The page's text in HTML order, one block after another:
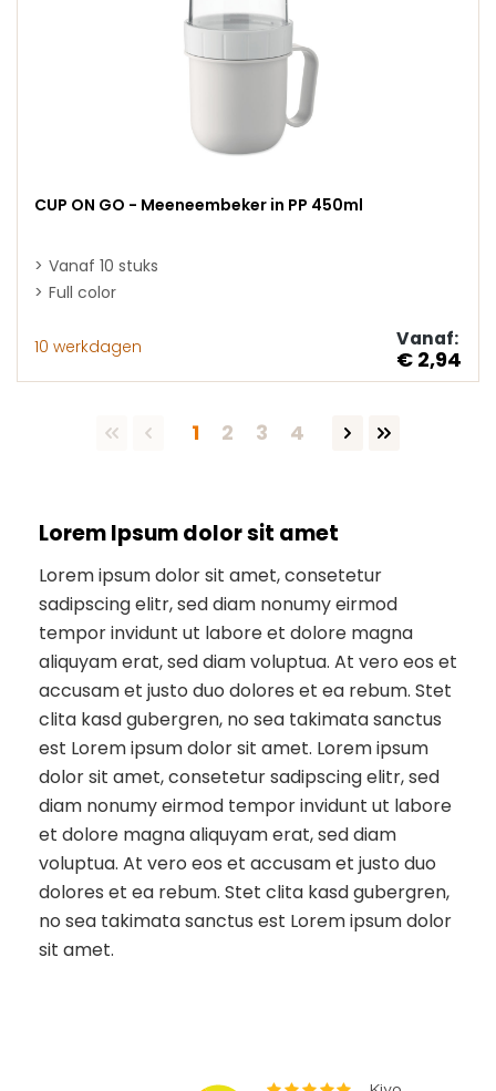
CUP ON GO - Meeneembeker in PP 450ml
Vanaf 10 stuks
Full color
10 werkdagen Vanaf:
€ 2,94
Pagina
1 Pagina
2 Pagina
3 Pagina
4
Lorem Ipsum dolor sit amet
Lorem ipsum dolor sit amet, consetetur
sadipscing elitr, sed diam nonumy eirmod
tempor invidunt ut labore et dolore magna
aliquyam erat, sed diam voluptua. At vero eos et
accusam et justo duo dolores et ea rebum. Stet
clita kasd gubergren, no sea takimata sanctus
est Lorem ipsum dolor sit amet. Lorem ipsum
dolor sit amet, consetetur sadipscing elitr, sed
diam nonumy eirmod tempor invidunt ut labore
et dolore magna aliquyam erat, sed diam
voluptua. At vero eos et accusam et justo duo
dolores et ea rebum. Stet clita kasd gubergren,
no sea takimata sanctus est Lorem ipsum dolor
sit amet.